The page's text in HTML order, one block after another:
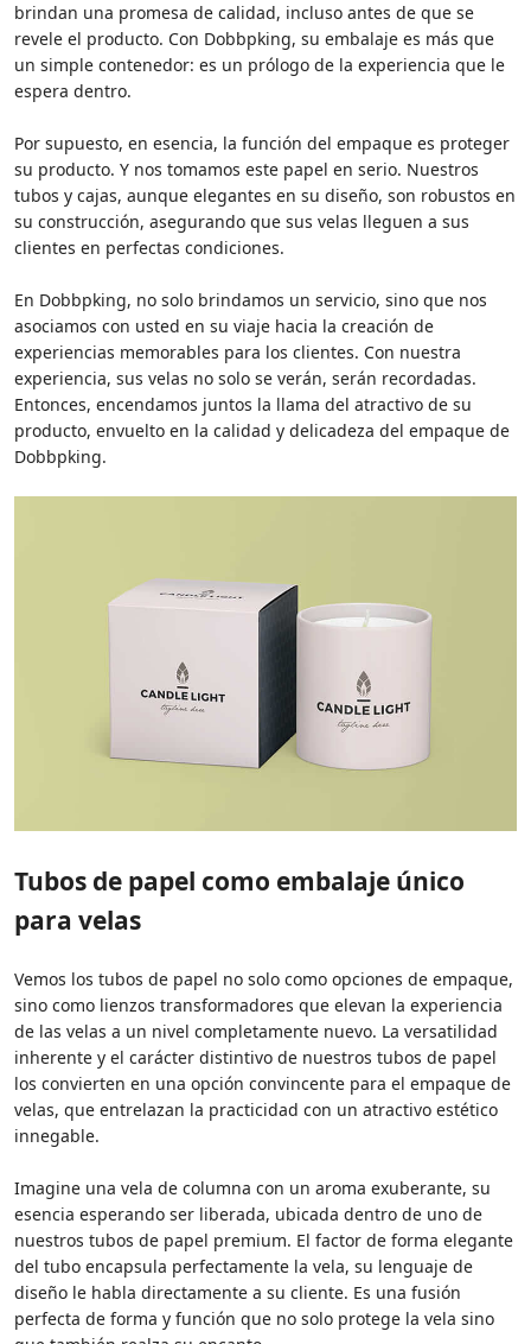
brindan una promesa de calidad, incluso antes de que se
revele el producto. Con Dobbpking, su embalaje es más que
un simple contenedor: es un prólogo de la experiencia que le
espera dentro.
Por supuesto, en esencia, la función del empaque es proteger
su producto. Y nos tomamos este papel en serio. Nuestros
tubos y cajas, aunque elegantes en su diseño, son robustos en
su construcción, asegurando que sus velas lleguen a sus
clientes en perfectas condiciones.
En Dobbpking, no solo brindamos un servicio, sino que nos
asociamos con usted en su viaje hacia la creación de
experiencias memorables para los clientes. Con nuestra
experiencia, sus velas no solo se verán, serán recordadas.
Entonces, encendamos juntos la llama del atractivo de su
producto, envuelto en la calidad y delicadeza del empaque de
Dobbpking.
Tubos de papel como embalaje único
para velas
Vemos los tubos de papel no solo como opciones de empaque,
sino como lienzos transformadores que elevan la experiencia
de las velas a un nivel completamente nuevo. La versatilidad
inherente y el carácter distintivo de nuestros tubos de papel
los convierten en una opción convincente para el empaque de
velas, que entrelazan la practicidad con un atractivo estético
innegable.
Imagine una vela de columna con un aroma exuberante, su
esencia esperando ser liberada, ubicada dentro de uno de
nuestros tubos de papel premium. El factor de forma elegante
del tubo encapsula perfectamente la vela, su lenguaje de
diseño le habla directamente a su cliente. Es una fusión
perfecta de forma y función que no solo protege la vela sino